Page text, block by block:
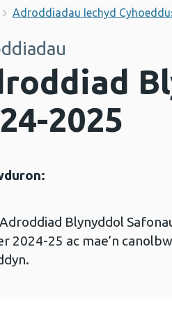
Adroddiadau Iechyd
2025
Blynyddol
2024-25 ac mae’n